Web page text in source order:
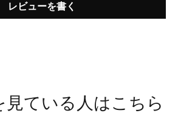
レビューを書く
見ている人はこちら